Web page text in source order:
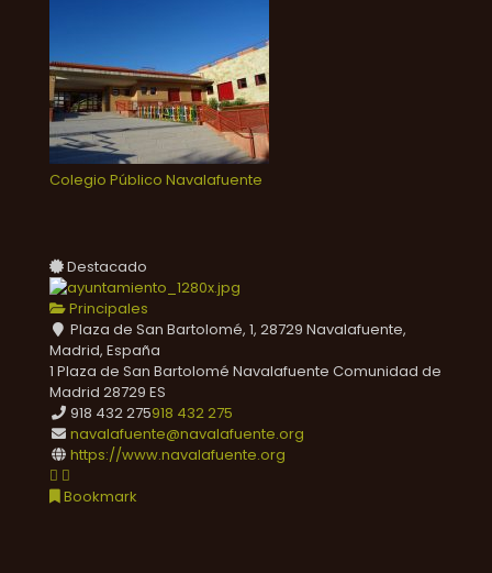
Colegio Público Navalafuente
Destacado
Principales
Plaza de San Bartolomé, 1, 28729 Navalafuente,
Madrid, España
1 Plaza de San Bartolomé Navalafuente Comunidad de
Madrid 28729 ES
918 432 275918 432 275
navalafuente@navalafuente.org
https://www.navalafuente.org
Bookmark